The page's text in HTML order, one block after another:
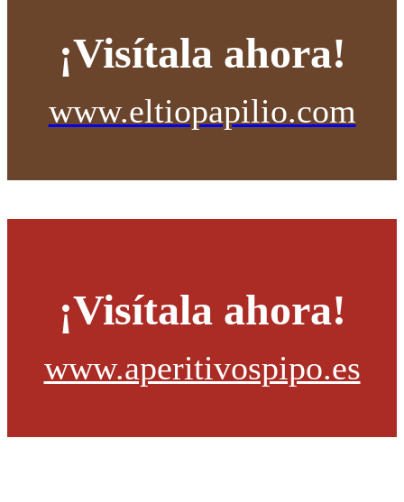
¡Visítala ahora!
www.eltiopapilio.com
¡Visítala ahora!
www.aperitivospipo.es